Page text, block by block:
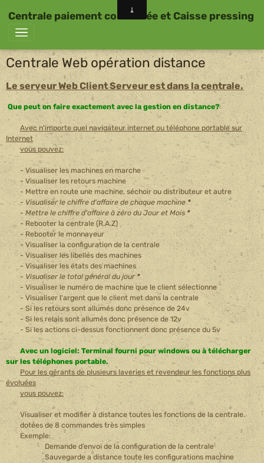
Centrale paiement connectée et Caisse pressing
Centrale Web opération distance
Le serveur Web Client Serveur est dans la centrale.
Que peut on faire exactement avec la gestion en distance?
Avec n'importe quel navigateur internet ou téléphone portable sur
Internet
vous pouvez:
- Visualiser les machines en marche
- Visualiser les retours machine
- Mettre en route une machine, séchoir ou distributeur et autre
- Visualiser le chiffre d'affaire de chaque machine*
-Mettre le chiffre d'affaire à zéro du Jour et Mois *
- Rebooter la centrale (R.A.Z)
- Rebooter le monnayeur
- Visualiser la configuration de la centrale
- Visualiser les libellés des machines
- Visualiser les états des machines
- Visualiser le total général du jour*
- Visualiser le numéro de machine que le client sélectionne
- Visualiser l'argent que le client met dans la centrale
- Si les retours sont allumés donc présence de 24v
- Si les relais sont allumés donc présence de 12v
- Si les actions ci-dessus fonctionnent donc présence du 5v
Avec un logiciel: Terminal fourni pour windows ou à télécharger
sur les téléphones portable.
Pour les gérants de plusieurs laveries et revendeur les fonctions plus
évoluées
vous pouvez:
Visualiser et modifier à distance toutes les fonctions de la centrale.
dotées de 8 commandes très simples
Exemple:
Demande d’envoi de la configuration de la centrale
Sauvegarde a distance toute les configurations machine